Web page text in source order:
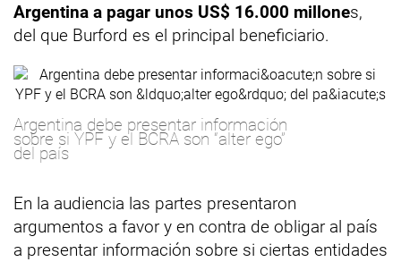
Argentina a pagar unos US$ 16.000 millones,
del que Burford es el principal beneficiario.
Argentina debe presentar información
sobre si YPF y el BCRA son “alter ego”
del país
En la audiencia las partes presentaron
argumentos a favor y en contra de obligar al país
a presentar información sobre si ciertas entidades